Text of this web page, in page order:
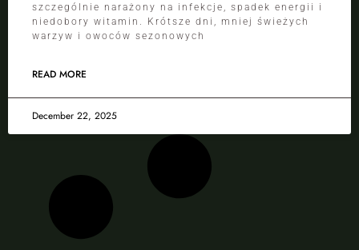
szczególnie narażony na infekcje, spadek energii i
niedobory witamin. Krótsze dni, mniej świeżych
warzyw i owoców sezonowych
READ MORE
December 22, 2025